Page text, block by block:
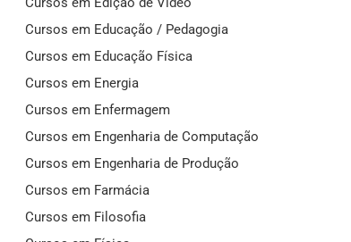
Cursos em Educação / Pedagogia
Cursos em Educação Física
Cursos em Energia
Cursos em Enfermagem
Cursos em Engenharia de Computação
Cursos em Engenharia de Produção
Cursos em Farmácia
Cursos em Filosofia